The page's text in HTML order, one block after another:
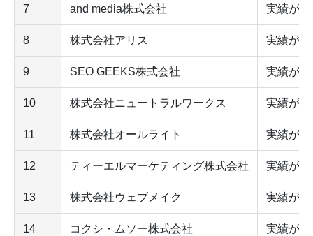
7 and media株式会社 実績が豊
8 株式会社アリス 実績が豊
9 SEO GEEKS株式会社 実績が豊
10 株式会社ニュートラルワークス 実績が豊
11 株式会社オールライト 実績が豊
12 ティーエルマーケティング株式会社 実績が豊
13 株式会社ウェブメイク 実績が豊
14 コクシ・ムソー株式会社 実績が豊